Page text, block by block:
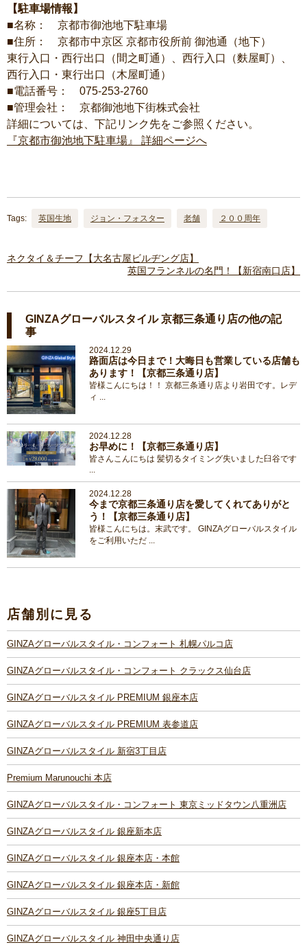
【駐車場情報】
■名称： 京都市御池地下駐車場
■住所： 京都市中京区 京都市役所前 御池通（地下）
東行入口・西行出口（間之町通）、西行入口（麩屋町）、
西行入口・東行出口（木屋町通）
■電話番号： 075-253-2760
■管理会社： 京都御池地下街株式会社
詳細については、下記リンク先をご参照ください。
『京都市御池地下駐車場』 詳細ページへ
Tags: 英国生地 ジョン・フォスター 老舗 ２００周年
ネクタイ＆チーフ【大名古屋ビルヂング店】
英国フランネルの名門！【新宿南口店】
GINZAグローバルスタイル 京都三条通り店の他の記
事
2024.12.29
路面店は今日まで！大晦日も営業している店舗も
あります！【京都三条通り店】
皆様こんにちは！！ 京都三条通り店より岩田です。レデ
ィ ...
2024.12.28
お早めに！【京都三条通り店】
皆さんこんにちは 髪切るタイミング失いました臼谷です
...
2024.12.28
今まで京都三条通り店を愛してくれてありがと
う！【京都三条通り店】
皆様こんにちは。末武です。 GINZAグローバルスタイル
をご利用いただ ...
店舗別に見る
GINZAグローバルスタイル・コンフォート 札幌パルコ店
GINZAグローバルスタイル・コンフォート クラックス仙台店
GINZAグローバルスタイル PREMIUM 銀座本店
GINZAグローバルスタイル PREMIUM 表参道店
GINZAグローバルスタイル 新宿3丁目店
Premium Marunouchi 本店
GINZAグローバルスタイル・コンフォート 東京ミッドタウン八重洲店
GINZAグローバルスタイル 銀座新本店
GINZAグローバルスタイル 銀座本店・本館
GINZAグローバルスタイル 銀座本店・新館
GINZAグローバルスタイル 銀座5丁目店
GINZAグローバルスタイル 神田中央通り店